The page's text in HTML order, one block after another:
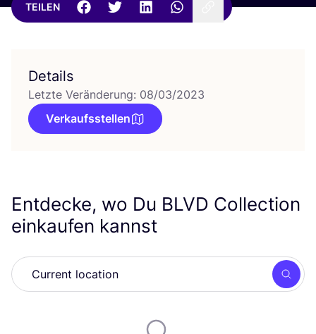
TEILEN
Details
Letzte Veränderung: 08/03/2023
Verkaufsstellen
Entdecke, wo Du BLVD Collection
einkaufen kannst